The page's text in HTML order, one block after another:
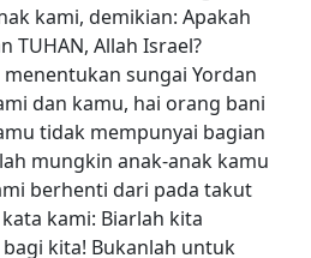
kami, demikian: Apakah
TUHAN, Allah Israel?
sungai Yordan
dan kamu, hai orang bani
tidak mempunyai bagian
mungkin anak-anak kamu
berhenti dari pada takut
kami: Biarlah kita
kita! Bukanlah untuk